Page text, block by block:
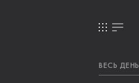
ВЕСЬ ДЕНЬ